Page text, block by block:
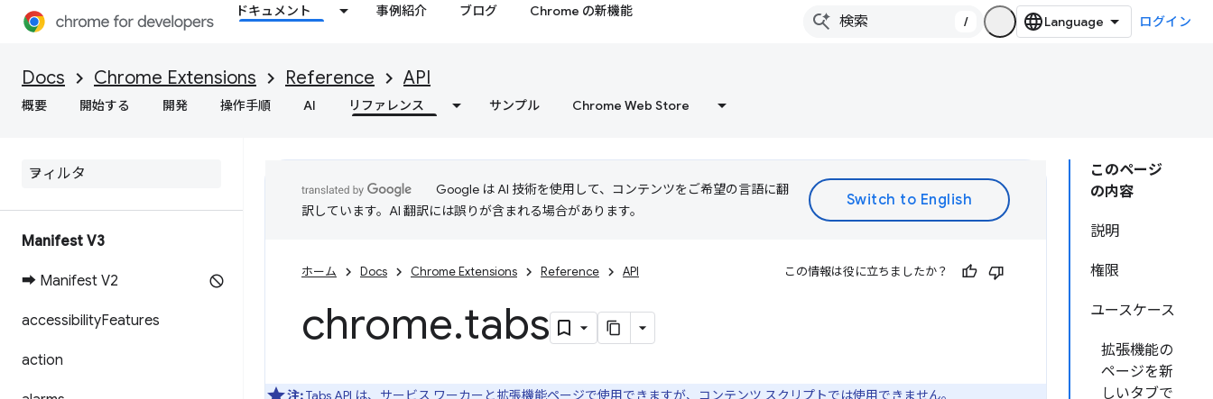
ドキュメント 事例紹介 ブログ Chrome の新機能
/ ログイン
Docs Chrome Extensions Reference API
概要 開始する 開発 操作手順 AI リファレンス サンプル Chrome Web Store
Manifest V3
➡ Manifest V2
accessibilityFeatures
action
このページ
の内容
説明
権限
ユースケース
拡張機能の
ページを新
しいタブで
Google は AI 技術を使用して、コンテンツをご希望の言語に翻
訳しています。AI 翻訳には誤りが含まれる場合があります。
ホーム Docs Chrome Extensions Reference API この情報は役に立ちましたか？
chrome.tabs
注:Tabs API は、サービス ワーカーと拡張機能ページで使用できますが、コンテンツ スクリプトでは使用できません。